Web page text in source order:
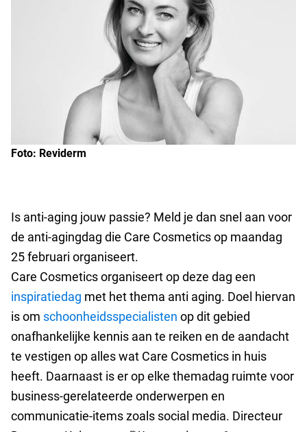
Foto: Reviderm
Is anti-aging jouw passie? Meld je dan snel aan voor
de anti-agingdag die Care Cosmetics op maandag
25 februari organiseert.
Care Cosmetics organiseert op deze dag een
inspiratiedag met het thema anti aging. Doel hiervan
is om schoonheidsspecialisten op dit gebied
onafhankelijke kennis aan te reiken en de aandacht
te vestigen op alles wat Care Cosmetics in huis
heeft. Daarnaast is er op elke themadag ruimte voor
business-gerelateerde onderwerpen en
communicatie-items zoals social media. Directeur